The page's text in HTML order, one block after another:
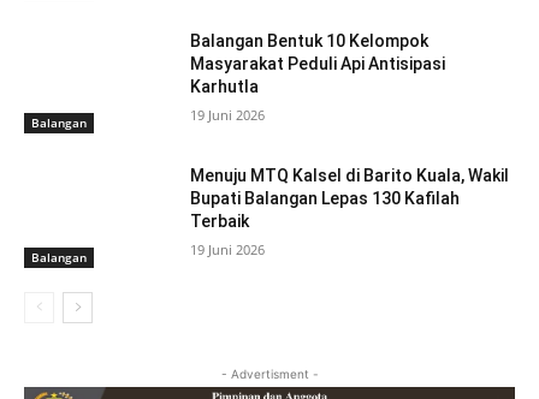
Balangan
Balangan Bentuk 10 Kelompok
Masyarakat Peduli Api Antisipasi
Karhutla
19 Juni 2026
Balangan
Menuju MTQ Kalsel di Barito Kuala, Wakil
Bupati Balangan Lepas 130 Kafilah
Terbaik
19 Juni 2026
- Advertisment -